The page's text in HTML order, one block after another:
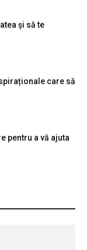
și să te
care să
pentru a vă ajuta